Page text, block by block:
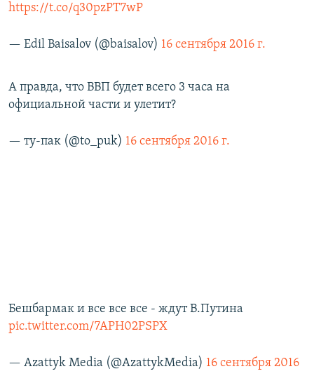
https://t.co/q30pzPT7wP
— Edil Baisalov (@baisalov) 16 сентября 2016 г.
А правда, что ВВП будет всего 3 часа на
официальной части и улетит?
— ту-пак (@to_puk) 16 сентября 2016 г.
Бешбармак и все все все - ждут В.Путина
pic.twitter.com/7APH02PSPX
— Azattyk Media (@AzattykMedia) 16 сентября 2016